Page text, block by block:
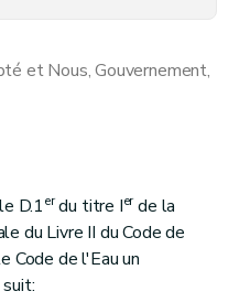
et Nous, Gouvernement,
D.1erdu titre Ierde la
du Livre II du Code de
Code de l'Eau un